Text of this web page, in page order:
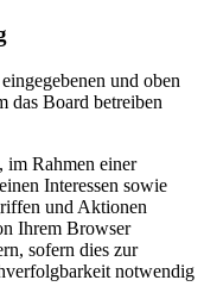
und oben
das Board betreiben
im Rahmen einer
Interessen sowie
und Aktionen
Ihrem Browser
sofern dies zur
notwendig